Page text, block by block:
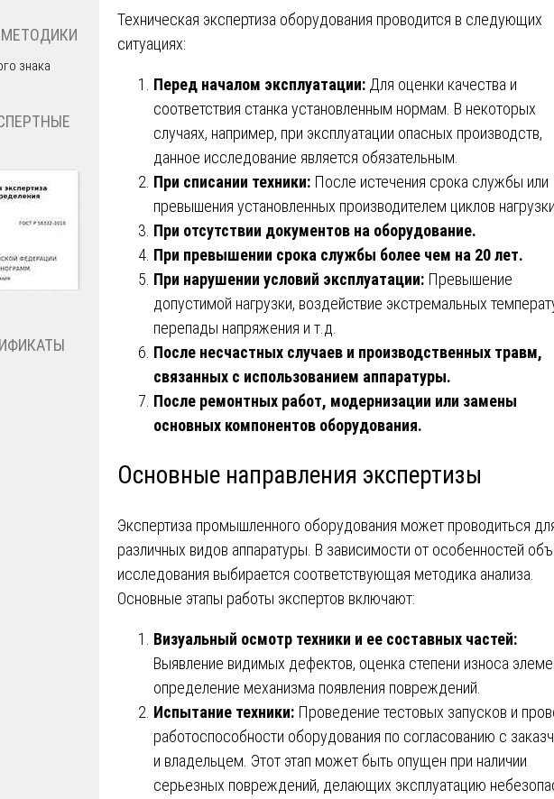
Техническая экспертиза оборудования проводится в следующих
ситуациях:
Перед началом эксплуатации: Для оценки качества и
соответствия станка установленным нормам. В некоторых
случаях, например, при эксплуатации опасных производств,
данное исследование является обязательным.
При списании техники: После истечения срока службы или
превышения установленных производителем циклов нагрузки.
При отсутствии документов на оборудование.
При превышении срока службы более чем на 20 лет.
При нарушении условий эксплуатации: Превышение
допустимой нагрузки, воздействие экстремальных
перепады напряжения и т.д.
После несчастных случаев и производственных травм,
связанных с использованием аппаратуры.
После ремонтных работ, модернизации или замены
основных компонентов оборудования.
Основные направления экспертизы
Экспертиза промышленного оборудования может проводиться
различных видов аппаратуры. В зависимости от особенностей
исследования выбирается соответствующая методика анализа.
Основные этапы работы экспертов включают:
Визуальный осмотр техники и ее составных частей:
Выявление видимых дефектов, оценка степени износа
определение механизма появления повреждений.
Испытание техники: Проведение тестовых запусков и
работоспособности оборудования по согласованию с
и владельцем. Этот этап может быть опущен при наличии
серьезных повреждений, делающих эксплуатацию
знака